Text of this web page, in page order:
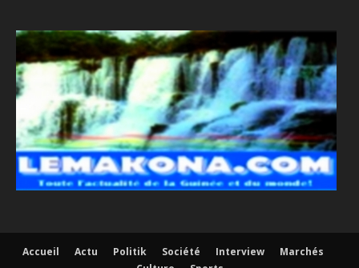
Accueil Actu Politik Société Interview
Marchés